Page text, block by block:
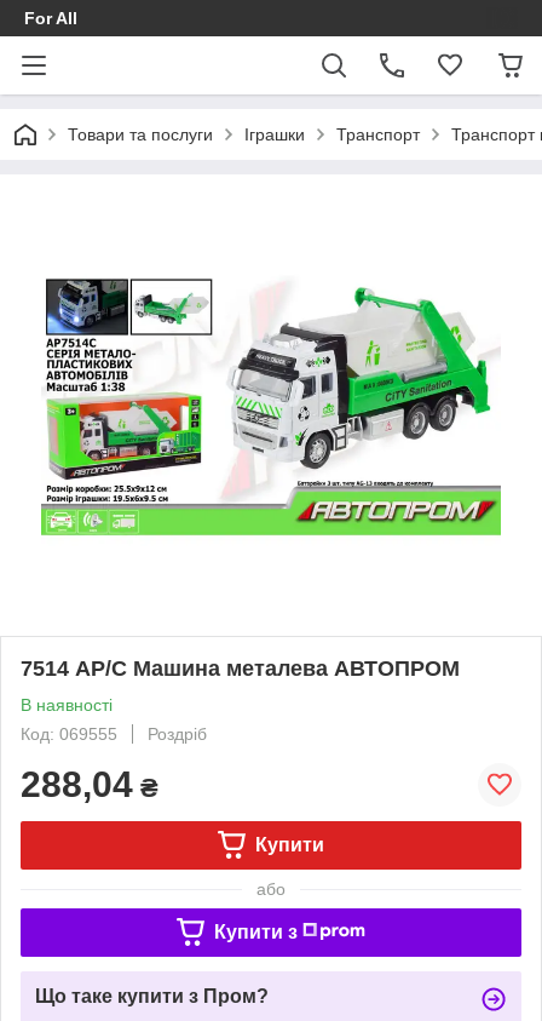
For All
Товари та послуги Іграшки Транспорт Транспорт
7514 АР/С Машина металева АВТОПРОМ
В наявності
Код: 069555
Роздріб
288,04 ₴
Купити
або
Купити з
Що таке купити з Пром?